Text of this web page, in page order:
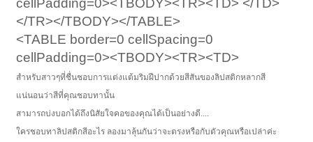
cellPadding=0><TBODY><TR><TD> </TD>
</TR></TBODY></TABLE>​
<TABLE border=0 cellSpacing=0
cellPadding=0><TBODY><TR><TD>
สำหรับสาวๆที่ชื่นชอบการแต่งแต้มริมฝีปากด้วยสีสันของลิปสติกหลากสี
แน่นอนว่าสีที่คุณชอบทานั้น
สามารถบ่งบอกได้ถึงนิสัยใจคอของคุณได้เป็นอย่างดี....
ใครชอบทาลิปสติกสีอะไร ลองมาลุ้นกันว่าจะตรงหรือกับตัวคุณหรือเปล่าค่ะ